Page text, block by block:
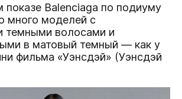
показе Balenciaga по подиуму
много моделей с
темными волосами и
в матовый темный — как у
фильма «Уэнсдэй» (Уэнсдэй